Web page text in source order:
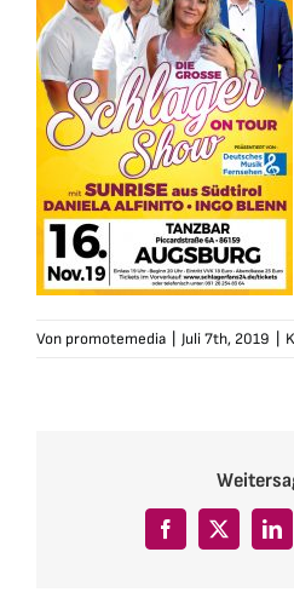
Von promotemedia Juli 7th, 2019
Facebook
X